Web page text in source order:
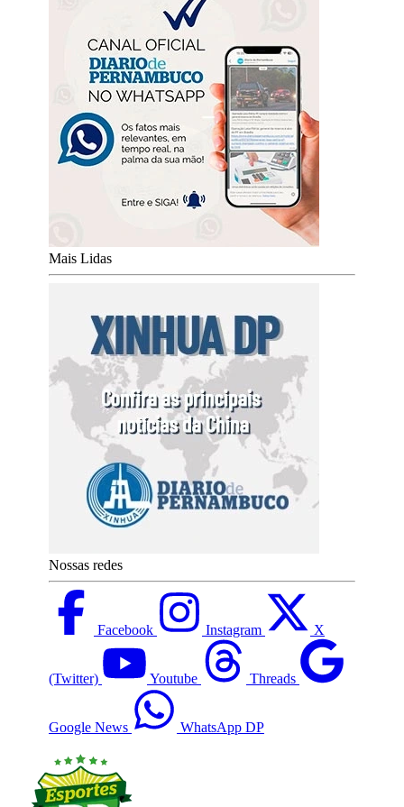
Mais Lidas
Nossas redes
Facebook Instagram X
(Twitter) Youtube Threads
Google News WhatsApp DP